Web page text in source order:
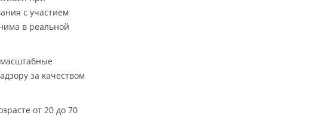
с участием
в реальной
за качеством
от 20 до 70